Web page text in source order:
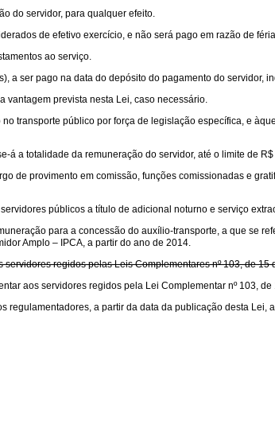
do servidor, para qualquer efeito.
de efetivo exercício, e não será pago em razão de
ao serviço.
a ser pago na data do depósito do pagamento do servidor,
vantagem prevista nesta Lei, caso necessário.
transporte público por força de legislação específica, e
á a totalidade da remuneração do servidor, até o limite de
de provimento em comissão, funções comissionadas e
públicos a título de adicional noturno e serviço
para a concessão do auxílio-transporte, a que se
Amplo – IPCA, a partir do ano de 2014.
regidos pelas Leis Complementares nº 103, de 15
aos servidores regidos pela Lei Complementar nº 103,
regulamentadores, a partir da data da publicação desta